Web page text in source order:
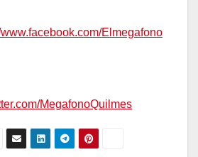
www.facebook.com/Elmegafono
MegafonoQuilmes